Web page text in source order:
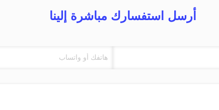
أرسل استفسارك مباشرة إلينا